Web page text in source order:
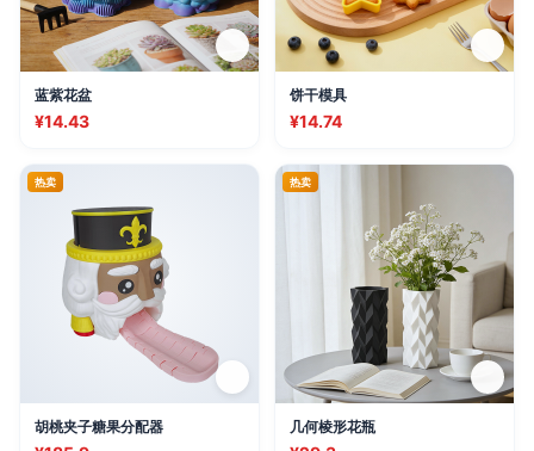
蓝紫花盆
¥14.43
饼干模具
¥14.74
热卖
胡桃夹子糖果分配器
热卖
几何棱形花瓶